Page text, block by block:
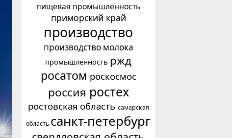
пищевая промышленность
приморский край
производство
производство молока
промышленность ржд
росатом роскосмос
россия ростех
ростовская область самарская
область санкт-петербург